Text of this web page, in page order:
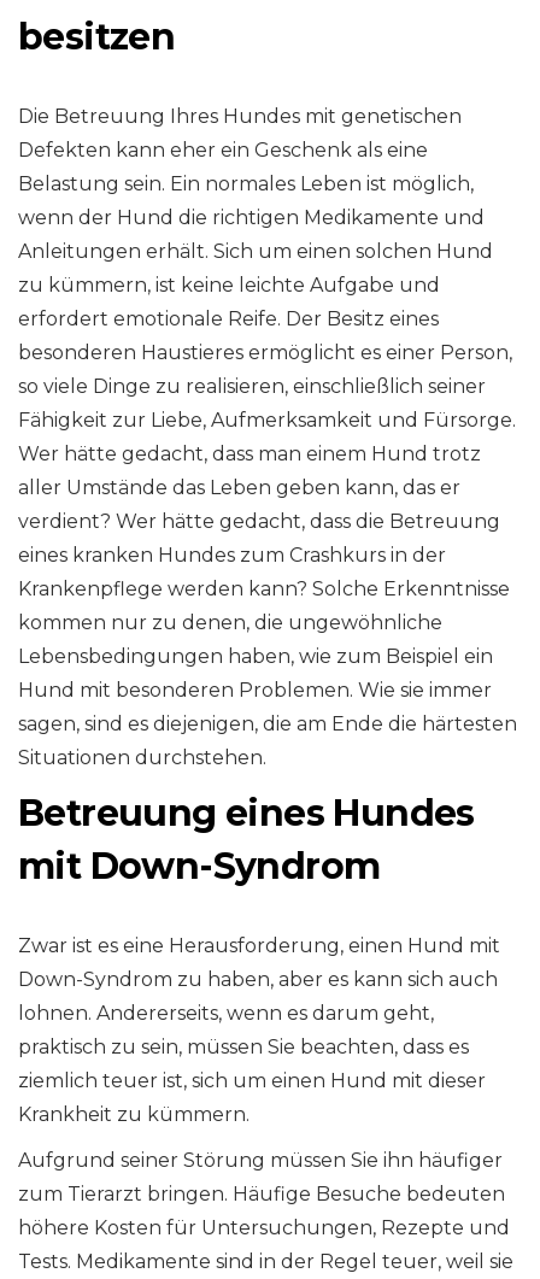
besitzen
Die Betreuung Ihres Hundes mit genetischen
Defekten kann eher ein Geschenk als eine
Belastung sein. Ein normales Leben ist möglich,
wenn der Hund die richtigen Medikamente und
Anleitungen erhält. Sich um einen solchen Hund
zu kümmern, ist keine leichte Aufgabe und
erfordert emotionale Reife. Der Besitz eines
besonderen Haustieres ermöglicht es einer Person,
so viele Dinge zu realisieren, einschließlich seiner
Fähigkeit zur Liebe, Aufmerksamkeit und Fürsorge.
Wer hätte gedacht, dass man einem Hund trotz
aller Umstände das Leben geben kann, das er
verdient? Wer hätte gedacht, dass die Betreuung
eines kranken Hundes zum Crashkurs in der
Krankenpflege werden kann? Solche Erkenntnisse
kommen nur zu denen, die ungewöhnliche
Lebensbedingungen haben, wie zum Beispiel ein
Hund mit besonderen Problemen. Wie sie immer
sagen, sind es diejenigen, die am Ende die härtesten
Situationen durchstehen.
Betreuung eines Hundes
mit Down-Syndrom
Zwar ist es eine Herausforderung, einen Hund mit
Down-Syndrom zu haben, aber es kann sich auch
lohnen. Andererseits, wenn es darum geht,
praktisch zu sein, müssen Sie beachten, dass es
ziemlich teuer ist, sich um einen Hund mit dieser
Krankheit zu kümmern.
Aufgrund seiner Störung müssen Sie ihn häufiger
zum Tierarzt bringen. Häufige Besuche bedeuten
höhere Kosten für Untersuchungen, Rezepte und
Tests. Medikamente sind in der Regel teuer, weil sie